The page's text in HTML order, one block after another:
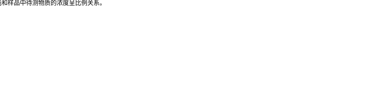
加入微孔酶标板内进行检测。先将待测物质和生物素标记的抗体同时温育。洗涤后,加入亲和素标记过的HRP。再经过温